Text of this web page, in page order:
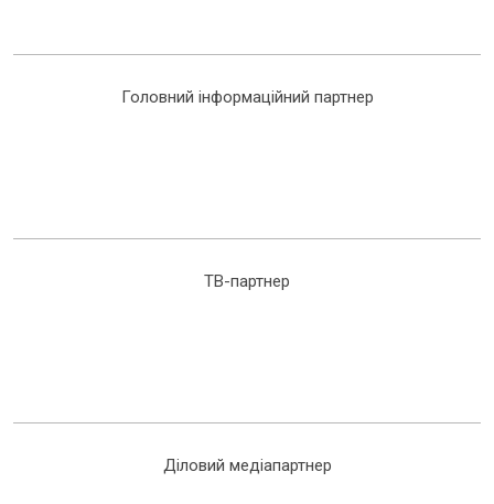
Головний інформаційний партнер
ТВ-партнер
Діловий медіапартнер